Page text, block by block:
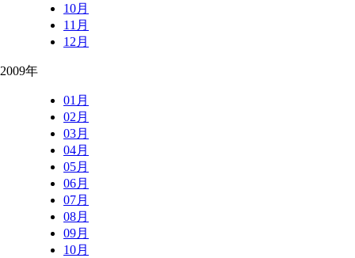
10月
11月
12月
2009年
01月
02月
03月
04月
05月
06月
07月
08月
09月
10月